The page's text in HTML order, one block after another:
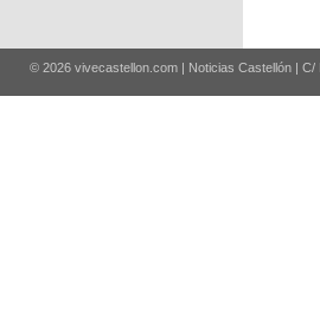
© 2026 vivecastellon.com | Noticias Castellón |